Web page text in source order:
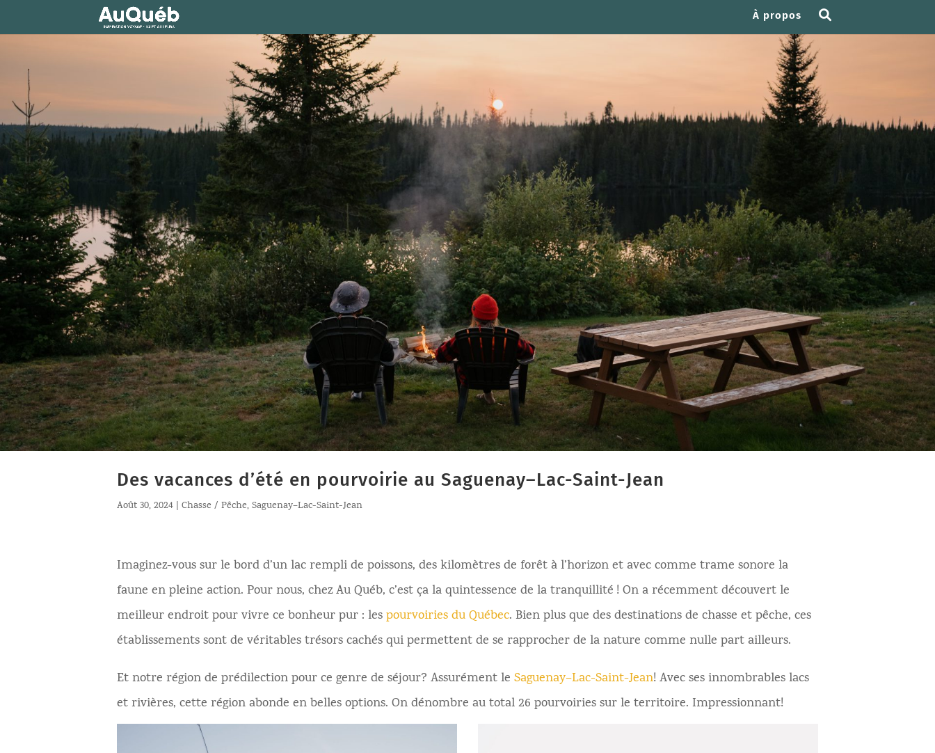
À propos
Des vacances d’été en pourvoirie au Saguenay–Lac-Saint-Jean
Août 30, 2024 Chasse / Pêche,Saguenay–Lac-Saint-Jean
Imaginez-vous sur le bord d’un lac rempli de poissons, des kilomètres de forêt à l’horizon et avec comme trame sonore la
faune en pleine action. Pour nous, chez Au Québ, c’est ça la quintessence de la tranquillité ! On a récemment découvert le
meilleur endroit pour vivre ce bonheur pur : lespourvoiries du Québec. Bien plus que des destinations de chasse et pêche, ces
établissements sont de véritables trésors cachés qui permettent de se rapprocher de la nature comme nulle part ailleurs.
Et notre région de prédilection pour ce genre de séjour? Assurément le Saguenay–Lac-Saint-Jean! Avec ses innombrables lacs
et rivières, cette région abonde en belles options. On dénombre au total 26 pourvoiries sur le territoire. Impressionnant!